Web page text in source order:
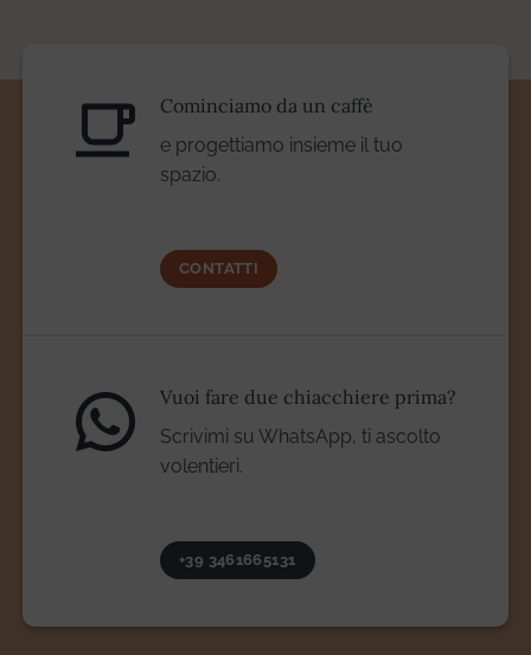
Cominciamo da un caffè
e progettiamo insieme il tuo
spazio.
CONTATTI
Vuoi fare due chiacchiere prima?
Scrivimi su WhatsApp, ti ascolto
volentieri.
+39 3461665131